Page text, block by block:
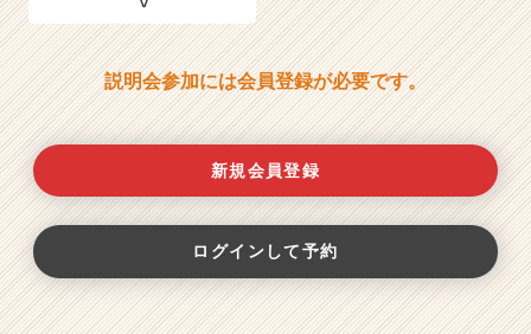
説明会参加には会員登録が必要です。
新規会員登録
ログインして予約